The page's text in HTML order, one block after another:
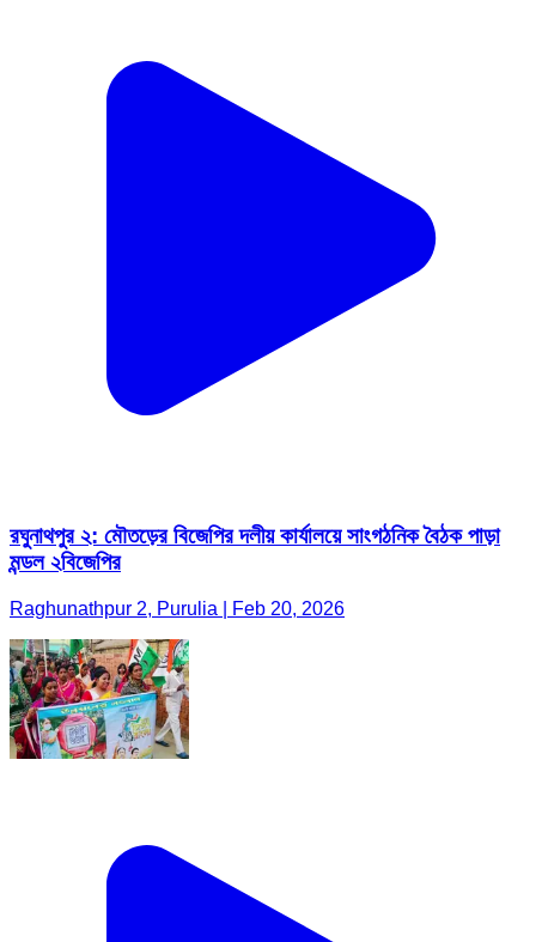
রঘুনাথপুর ২: মৌতড়ের বিজেপির দলীয় কার্যালয়ে সাংগঠনিক বৈঠক পাড়া
মন্ডল ২বিজেপির
Raghunathpur 2, Purulia | Feb 20, 2026